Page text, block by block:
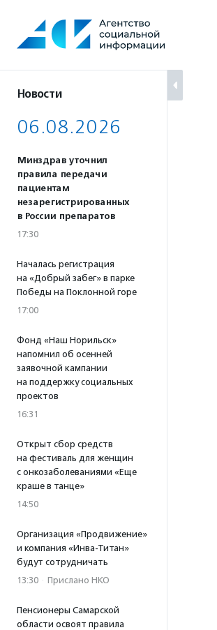
содержанию
Новости
06.08.2026
Минздрав уточнил
правила передачи
пациентам
незарегистрированных
в России препаратов
17:30
Началась регистрация
на «Добрый забег» в парке
Победы на Поклонной горе
17:00
Фонд «Наш Норильск»
напомнил об осенней
заявочной кампании
на поддержку социальных
проектов
16:31
Открыт сбор средств
на фестиваль для женщин
с онкозаболеваниями «Еще
краше в танце»
14:50
Организация «Продвижение»
и компания «Инва-Титан»
будут сотрудничать
13:30 · Прислано НКО
Пенсионеры Самарской
области освоят правила